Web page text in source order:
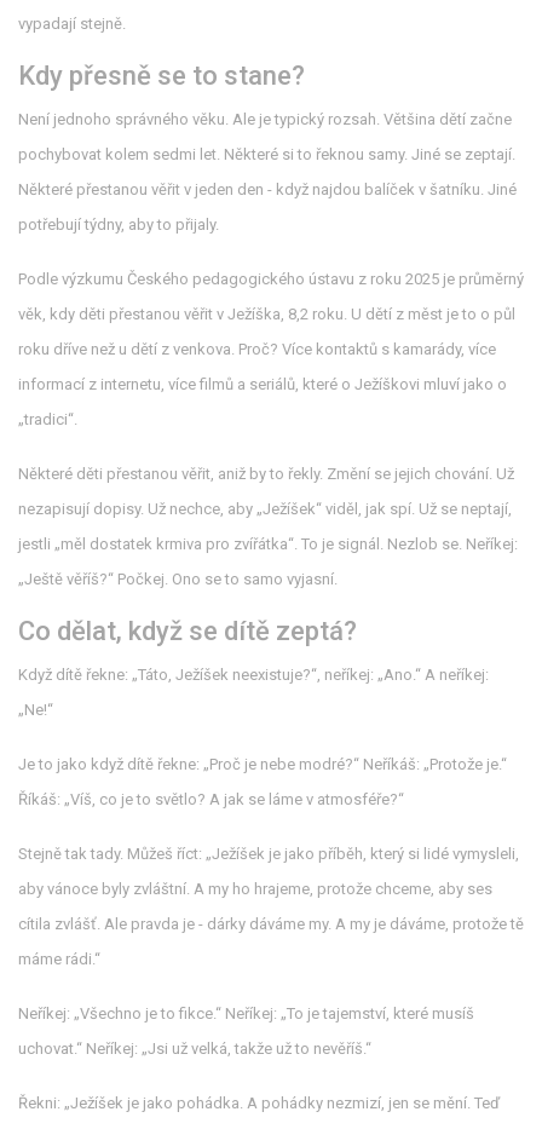
vypadají stejně.
Kdy přesně se to stane?
Není jednoho správného věku. Ale je typický rozsah. Většina dětí začne
pochybovat kolem sedmi let. Některé si to řeknou samy. Jiné se zeptají.
Některé přestanou věřit v jeden den - když najdou balíček v šatníku. Jiné
potřebují týdny, aby to přijaly.
Podle výzkumu Českého pedagogického ústavu z roku 2025 je průměrný
věk, kdy děti přestanou věřit v Ježíška, 8,2 roku. U dětí z měst je to o půl
roku dříve než u dětí z venkova. Proč? Více kontaktů s kamarády, více
informací z internetu, více filmů a seriálů, které o Ježíškovi mluví jako o
„tradici“.
Některé děti přestanou věřit, aniž by to řekly. Změní se jejich chování. Už
nezapisují dopisy. Už nechce, aby „Ježíšek“ viděl, jak spí. Už se neptají,
jestli „měl dostatek krmiva pro zvířátka“. To je signál. Nezlob se. Neříkej:
„Ještě věříš?“ Počkej. Ono se to samo vyjasní.
Co dělat, když se dítě zeptá?
Když dítě řekne: „Táto, Ježíšek neexistuje?“, neříkej: „Ano.“ A neříkej:
„Ne!“
Je to jako když dítě řekne: „Proč je nebe modré?“ Neříkáš: „Protože je.“
Říkáš: „Víš, co je to světlo? A jak se láme v atmosféře?“
Stejně tak tady. Můžeš říct: „Ježíšek je jako příběh, který si lidé vymysleli,
aby vánoce byly zvláštní. A my ho hrajeme, protože chceme, aby ses
cítila zvlášť. Ale pravda je - dárky dáváme my. A my je dáváme, protože tě
máme rádi.“
Neříkej: „Všechno je to fikce.“ Neříkej: „To je tajemství, které musíš
uchovat.“ Neříkej: „Jsi už velká, takže už to nevěříš.“
Řekni: „Ježíšek je jako pohádka. A pohádky nezmizí, jen se mění. Teď